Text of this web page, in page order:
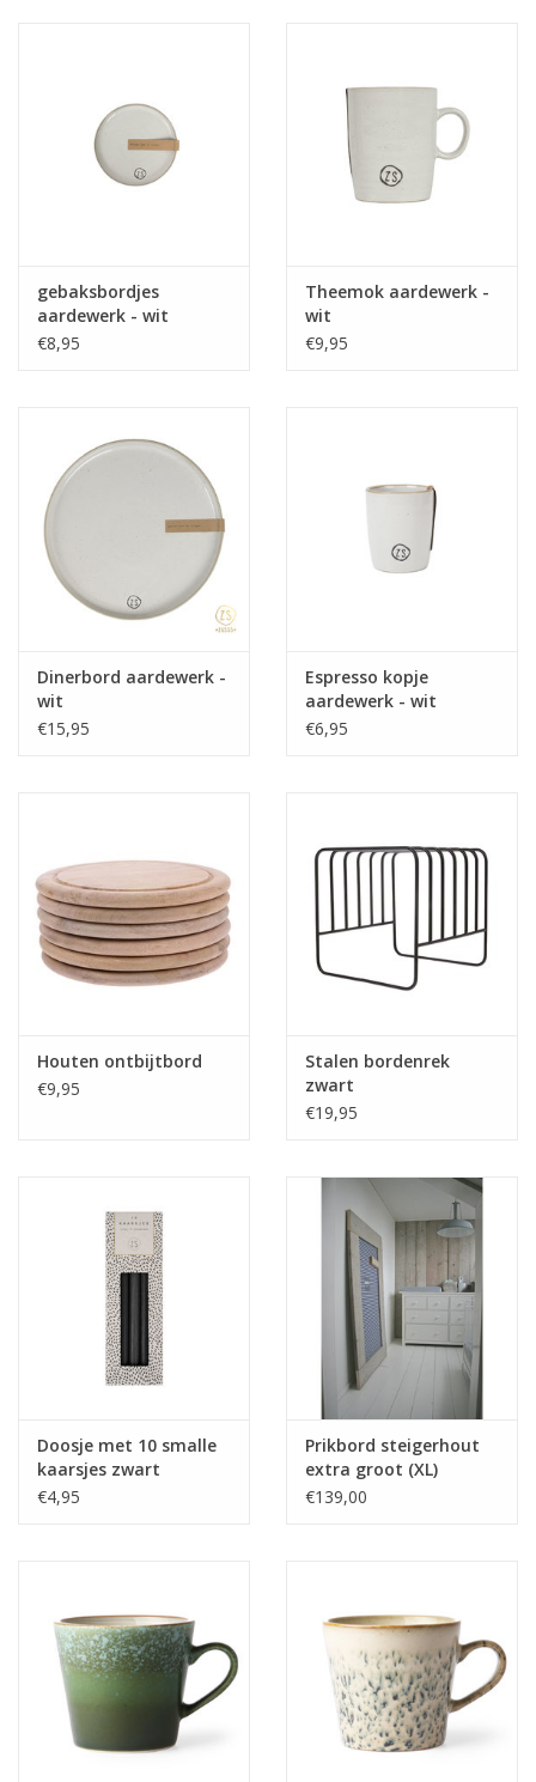
gebaksbordjes
aardewerk - wit
€8,95
Theemok aardewerk -
wit
€9,95
Dinerbord aardewerk -
wit
€15,95
Espresso kopje
aardewerk - wit
€6,95
Houten ontbijtbord
€9,95
Stalen bordenrek
zwart
€19,95
Doosje met 10 smalle
kaarsjes zwart
€4,95
Prikbord steigerhout
extra groot (XL)
donkerblauw
€139,00